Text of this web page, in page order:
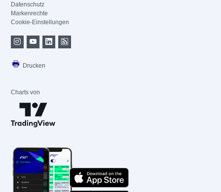
Datenschutz
Markenrechte
Cookie-Einstellungen
Drucken
Charts von